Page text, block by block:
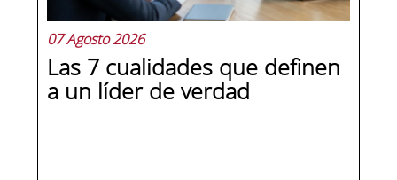
07 Agosto 2026
Las 7 cualidades que definen
a un líder de verdad